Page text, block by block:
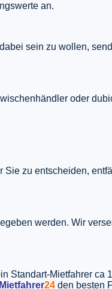
an.
sein zu wollen,
oder
zu entscheiden,
werden. Wir
Standart-Mietfahrer ca
Mietfahrer24 den besten